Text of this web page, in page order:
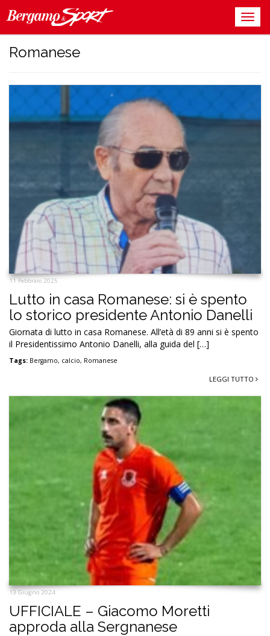
Romanese
11 Febbraio 2025
Lutto in casa Romanese: si è spento
lo storico presidente Antonio Danelli
Giornata di lutto in casa Romanese. All’età di 89 anni si è spento
il Presidentissimo Antonio Danelli, alla guida del […]
Tags: Bergamo, calcio, Romanese
LEGGI TUTTO
13 Giugno 2024
UFFICIALE – Giacomo Moretti
approda alla Sergnanese